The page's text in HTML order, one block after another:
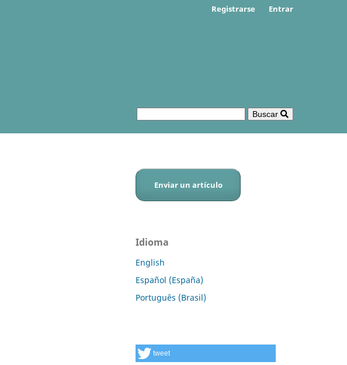
Buscar
Registrarse Entrar
Enviar un artículo
Idioma
English
Español (España)
Português (Brasil)
tweet